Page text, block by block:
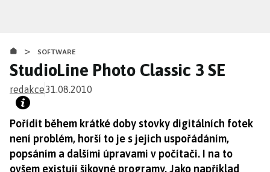
obsahu
> SOFTWARE
StudioLine Photo Classic 3 SE
redakce31.08.2010
Pořídit během krátké doby stovky digitálních fotek
není problém, horší to je s jejich uspořádáním,
popsáním a dalšími úpravami v počítači. I na to
ovšem existují šikovné programy. Jako například